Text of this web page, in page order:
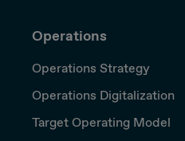
Operations
Operations Strategy
Operations Digitalization
Target Operating Model